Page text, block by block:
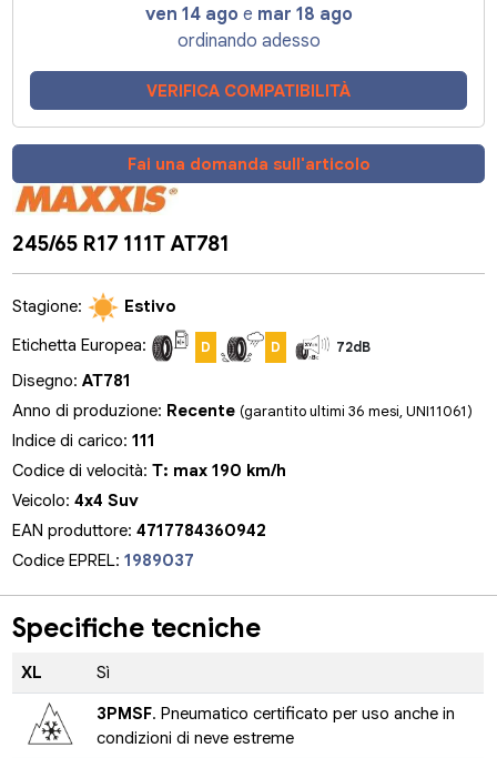
ven 14 ago e mar 18 ago
ordinando adesso
VERIFICA COMPATIBILITÀ
Fai una domanda sull'articolo
245/65 R17 111T AT781
Stagione:
Estivo
Etichetta Europea:
D D 72dB
Disegno:AT781
Anno di produzione: Recente(garantito ultimi 36 mesi, UNI11061)
Indice di carico:111
Codice di velocità:T: max 190 km/h
Veicolo:4x4 Suv
EAN produttore:4717784360942
Codice EPREL:1989037
Specifiche tecniche
XL Sì
3PMSF. Pneumatico certificato per uso anche in
condizioni di neve estreme